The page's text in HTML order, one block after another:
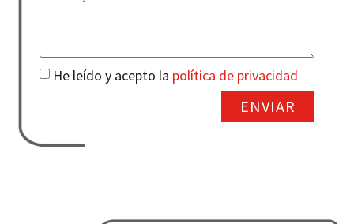
He leído y acepto la política de privacidad
ENVIAR